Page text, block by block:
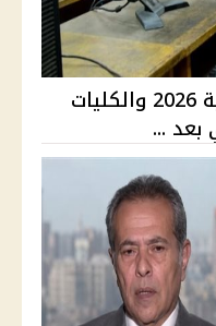
موعد تنسيق المرحلة الثانية 2026 والكليات
بعد ...